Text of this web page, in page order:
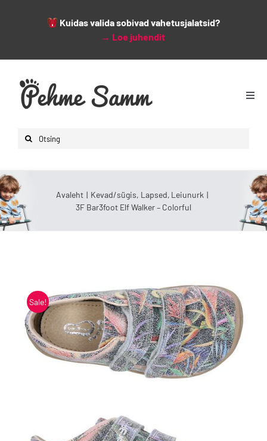
Kuidas valida sobivad vahetusjalatsid?
→ Loe juhendit
content
Search
Lapsed
Mehed
Lisad
Blogi
Kontakt
Brändid
Avaleht Kevad/sügis Lapsed Leiunurk
3F Bar3foot Elf Walker – Colorful
Sale!